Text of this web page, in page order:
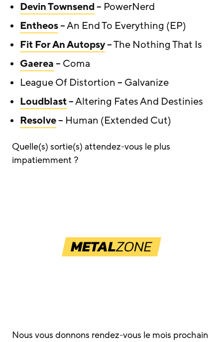
Devin Townsend– PowerNerd
Entheos– An End To Everything (EP)
Fit For An Autopsy– The Nothing That Is
Gaerea– Coma
League Of Distortion – Galvanize
Loudblast– Altering Fates And Destinies
Resolve– Human (Extended Cut)
Quelle(s) sortie(s) attendez-vous le plus
impatiemment ?
Nous vous donnons rendez-vous le mois prochain